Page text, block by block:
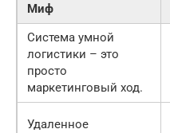
Миф
Система умной
логистики – это
просто
маркетинговый ход.
Удаленное